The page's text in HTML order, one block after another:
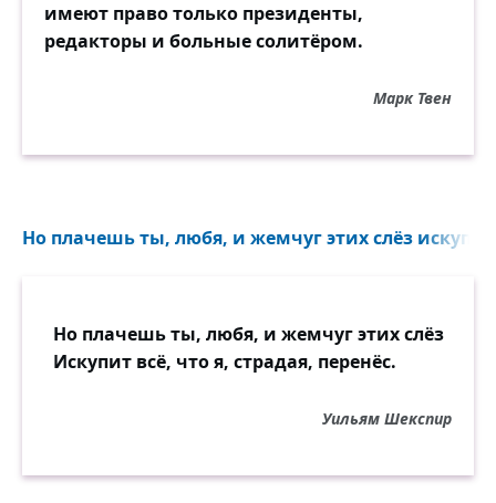
имеют право только президенты,
редакторы и больные солитёром.
Марк Твен
Но плачешь ты, любя, и жемчуг этих слёз искупит
Но плачешь ты, любя, и жемчуг этих слёз
Искупит всё, что я, страдая, перенёс.
Уильям Шекспир